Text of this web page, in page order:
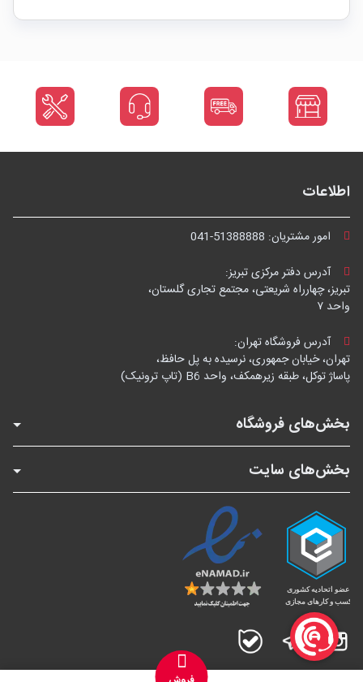
اطلاعات
امور مشتریان: 041-51388888
آدرس دفتر مرکزی تبریز:
تبریز، چهارراه شریعتی، مجتمع تجاری گلستان،
واحد ۷
آدرس فروشگاه تهران:
تهران، خیابان جمهوری، نرسیده به پل حافظ،
پاساژ توکل، طبقه زیرهمکف، واحد B6 (تاپ ترونیک)
بخش‌های فروشگاه
بخش‌های سایت
اینستاگرام تلگرام